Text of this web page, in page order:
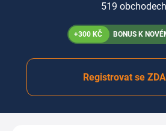
519
+300 KČ BONUS K
Registrovat se